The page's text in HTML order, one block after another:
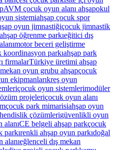
AVM çocuk oyun alanı ahşapokul
sistemiahşap çocuk spor
oyun jimnastiğiçocuk jimnastik
ahşap öğrenme parkıeğitici dış
motor beceri geliştirme
koordinasyon parkıahşap park
firmalarTürkiye üretimi ahşap
mekan oyun grubu ahşapçocuk
ekipmanlarıkreş oyun
çocuk oyun sistemlerimodüler
projeleriçocuk oyun alanı
çocuk park mimarisiahşap oyun
çözümlerigüvenlikli oyun
alanıCE belgeli ahşap parkçocuk
parkırenkli ahşap oyun parkıdoğal
alanıeğlenceli dış mekan